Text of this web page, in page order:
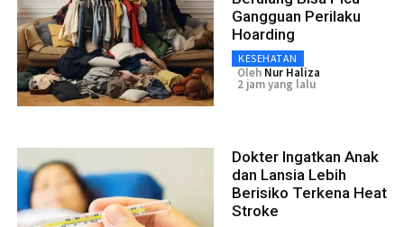
Gangguan Perilaku
Hoarding
KESEHATAN
Oleh Nur Haliza
2 jam yang lalu
Dokter Ingatkan Anak
dan Lansia Lebih
Berisiko Terkena Heat
Stroke